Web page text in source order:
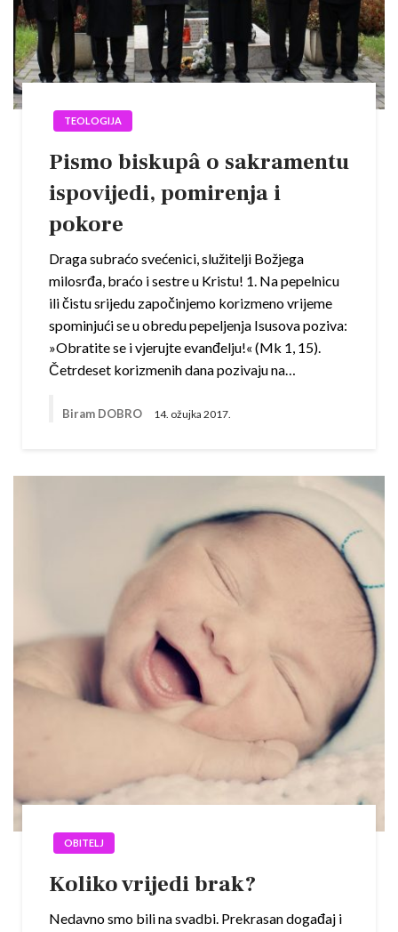
TEOLOGIJA
Pismo biskupâ o sakramentu
ispovijedi, pomirenja i
pokore
Draga subraćo svećenici, služitelji Božjega
milosrđa, braćo i sestre u Kristu! 1. Na pepelnicu
ili čistu srijedu započinjemo korizmeno vrijeme
spominjući se u obredu pepeljenja Isusova poziva:
»Obratite se i vjerujte evanđelju!« (Mk 1, 15).
Četrdeset korizmenih dana pozivaju na…
Biram DOBRO 14. ožujka 2017.
OBITELJ
Koliko vrijedi brak?
Nedavno smo bili na svadbi. Prekrasan događaj i